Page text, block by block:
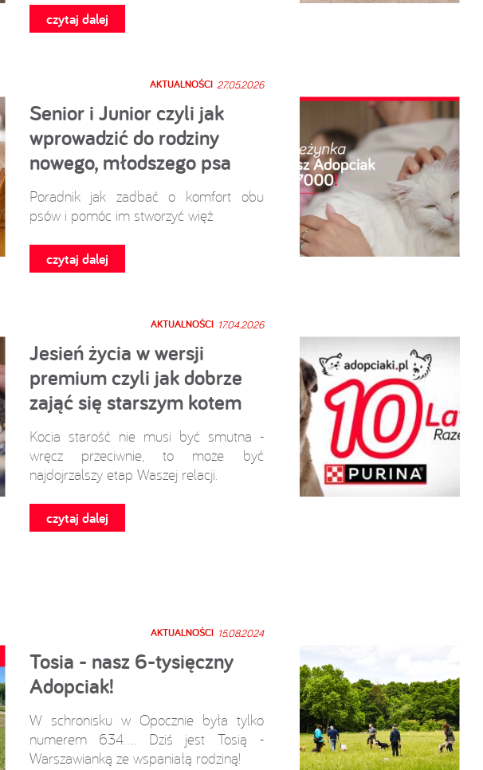
czytaj dalej
AKTUALNOŚCI 27.05.2026
Senior i Junior czyli jak
wprowadzić do rodziny
nowego, młodszego psa
Poradnik jak zadbać o komfort obu
psów i pomóc im stworzyć więź
czytaj dalej
AKTUALNOŚCI 17.04.2026
Jesień życia w wersji
premium czyli jak dobrze
zająć się starszym kotem
Kocia starość nie musi być smutna -
wręcz przeciwnie, to może być
najdojrzalszy etap Waszej relacji.
czytaj dalej
AKTUALNOŚCI 15.08.2024
Tosia - nasz 6-tysięczny
Adopciak!
W schronisku w Opocznie była tylko
numerem 634.... Dziś jest Tosią -
Warszawianką ze wspaniałą rodziną!